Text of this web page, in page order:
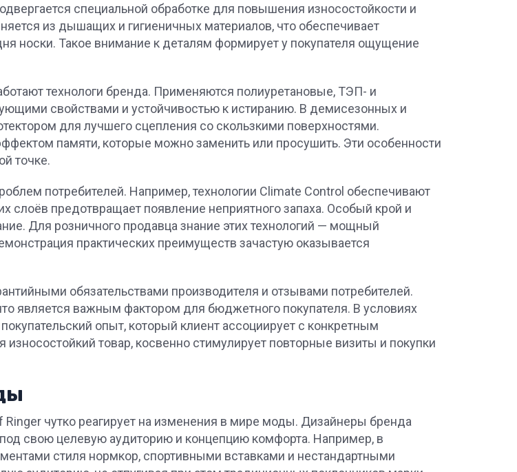
специальной обработке для повышения износостойкости и
из дышащих и гигиеничных материалов, что обеспечивает
носки. Такое внимание к деталям формирует у покупателя ощущение
технологи бренда. Применяются полиуретановые, ТЭП- и
свойствами и устойчивостью к истиранию. В демисезонных и
для лучшего сцепления со скользкими поверхностями.
памяти, которые можно заменить или просушить. Эти особенности
точке.
потребителей. Например, технологии Climate Control обеспечивают
слоёв предотвращает появление неприятного запаха. Особый крой и
Для розничного продавца знание этих технологий — мощный
практических преимуществ зачастую оказывается
обязательствами производителя и отзывами потребителей.
является важным фактором для бюджетного покупателя. В условиях
опыт, который клиент ассоциирует с конкретным
товар, косвенно стимулирует повторные визиты и покупки
чутко реагирует на изменения в мире моды. Дизайнеры бренда
свою целевую аудиторию и концепцию комфорта. Например, в
стиля нормкор, спортивными вставками и нестандартными